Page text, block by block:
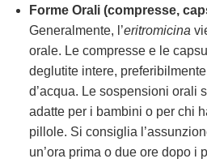
Forme Orali (compresse,
Generalmente, l’eritromicina
orale. Le compresse e le
deglutite intere,
d’acqua. Le sospensioni orali
adatte per i bambini o per chi
pillole. Si consiglia
un’ora prima o due ore dopo i